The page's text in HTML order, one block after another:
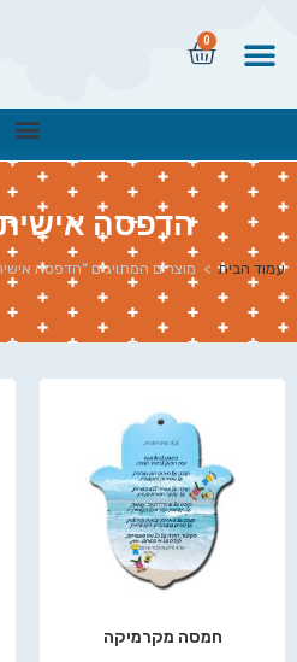
0
הדפסה אישית
עמוד הבית > מוצרים המתויגים “הדפסה
חמסה מקרמיקה